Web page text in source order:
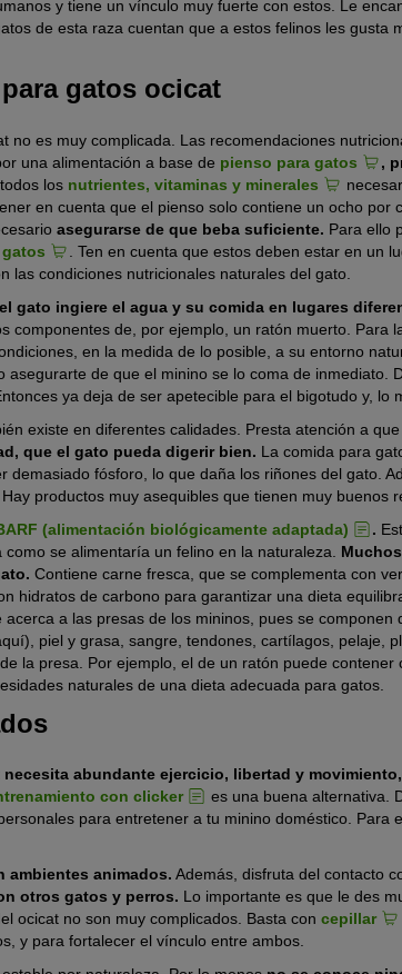
y tiene un vínculo muy fuerte con estos. Le
de esta raza cuentan que a estos felinos les gusta
gatos ocicat
no es muy complicada. Las recomendaciones
una alimentación a base de pienso para gatos ,
los nutrientes, vitaminas y minerales
en cuenta que el pienso solo contiene un ocho por
asegurarse de que beba suficiente. Para ello
. Ten en cuenta que estos deben estar en un
las condiciones nutricionales naturales del gato.
el gato ingiere el agua y su comida en lugares
componentes de, por ejemplo, un ratón muerto. Para
en la medida de lo posible, a su entorno
asegurarte de que el minino se lo coma de inmediato.
ya deja de ser apetecible para el bigotudo y, lo
existe en diferentes calidades. Presta atención a que
que el gato pueda digerir bien. La comida para
demasiado fósforo, lo que daña los riñones del gato.
productos muy asequibles que tienen muy buenos
(alimentación biológicamente adaptada) .
se alimentaría un felino en la naturaleza.
Contiene carne fresca, que se complementa con
hidratos de carbono para garantizar una dieta
a las presas de los mininos, pues se
piel y grasa, sangre, tendones, cartílagos, pelaje,
la presa. Por ejemplo, el de un ratón puede
naturales de una dieta adecuada para gatos.
necesita abundante ejercicio, libertad y movimiento,
con clicker
es una buena alternativa.
para entretener a tu minino doméstico. Para
ambientes animados. Además, disfruta del contacto
otros gatos y perros. Lo importante es que le des
ocicat no son muy complicados. Basta con cepillar
y para fortalecer el vínculo entre ambos.